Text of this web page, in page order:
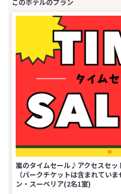
嵐のタイムセール♪アクセスセッ
（パークチケットは含まれてい
ン・スーペリア(2名1室)